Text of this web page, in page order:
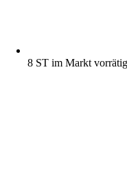
8 ST im Markt vorrätig